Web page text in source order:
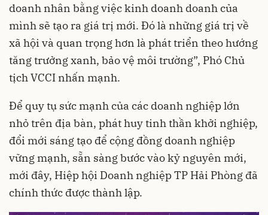
doanh nhân bằng việc kinh doanh doanh của
mình sẽ tạo ra giá trị mới. Đó là những giá trị về
xã hội và quan trọng hơn là phát triển theo hướng
tăng trưởng xanh, bảo vệ môi trường”, Phó Chủ
tịch VCCI nhấn mạnh.
Để quy tụ sức mạnh của các doanh nghiệp lớn
nhỏ trên địa bàn, phát huy tinh thần khởi nghiệp,
đổi mới sáng tạo để cộng đồng doanh nghiệp
vững mạnh, sẵn sàng bước vào kỷ nguyên mới,
mới đây, Hiệp hội Doanh nghiệp TP Hải Phòng đã
chính thức được thành lập.